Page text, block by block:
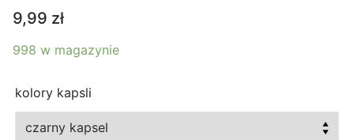
9,99 zł
998 w magazynie
kolory kapsli